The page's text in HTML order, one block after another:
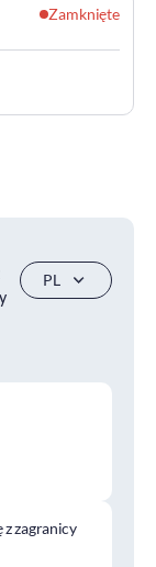
Zamknięte
zagranicy